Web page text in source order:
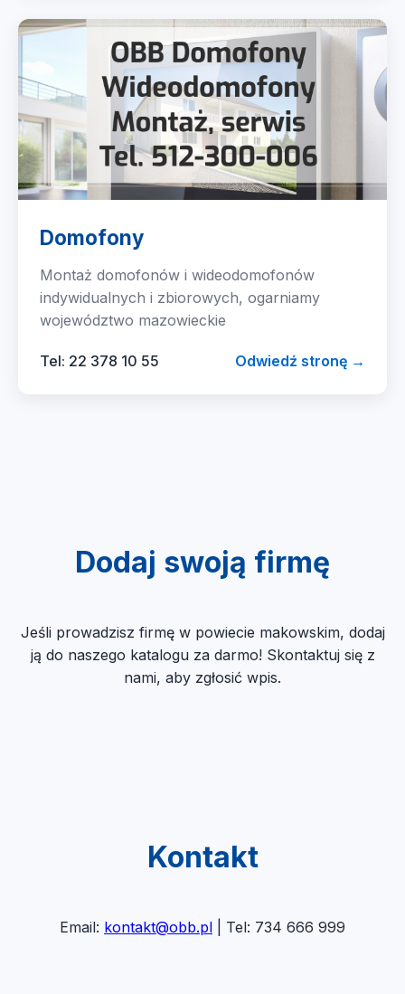
Domofony
Montaż domofonów i wideodomofonów
indywidualnych i zbiorowych, ogarniamy
województwo mazowieckie
Tel: 22 378 10 55 Odwiedź stronę →
Dodaj swoją firmę
Jeśli prowadzisz firmę w powiecie makowskim, dodaj
ją do naszego katalogu za darmo! Skontaktuj się z
nami, aby zgłosić wpis.
Kontakt
Email: kontakt@obb.pl | Tel: 734 666 999